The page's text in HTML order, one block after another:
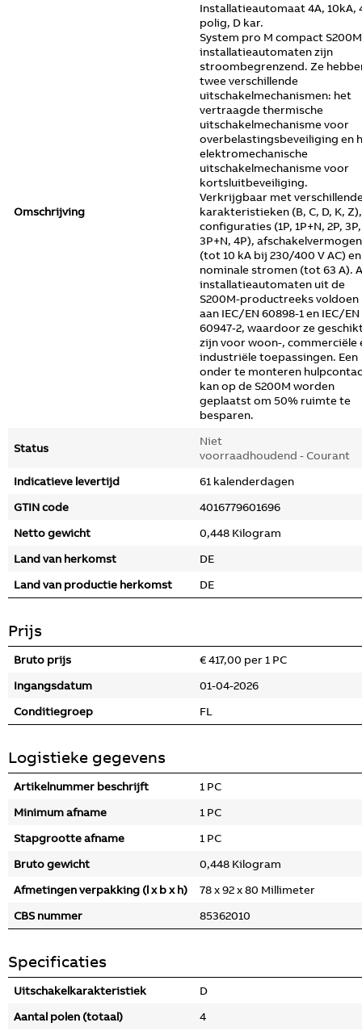
Omschrijving
Installatieautomaat 4A, 10kA,
polig, D kar.
System pro M compact S200M
installatieautomaten zijn
stroombegrenzend. Ze
twee verschillende
uitschakelmechanismen: het
vertraagde thermische
uitschakelmechanisme voor
overbelastingsbeveiliging en
elektromechanische
uitschakelmechanisme voor
kortsluitbeveiliging.
Verkrijgbaar met
karakteristieken (B, C, D, K, Z),
configuraties (1P, 1P+N, 2P, 3P,
3P+N, 4P),
(tot 10 kA bij 230/400 V AC) en
nominale stromen (tot 63 A).
installatieautomaten uit de
S200M-productreeks voldoen
aan IEC/EN 60898-1 en IEC/EN
60947-2, waardoor ze
zijn voor woon-, commerciële
industriële toepassingen. Een
onder te monteren
kan op de S200M worden
geplaatst om 50% ruimte te
besparen.
Status
Niet
voorraadhoudend - Courant
Indicatieve levertijd
61 kalenderdagen
GTIN code
4016779601696
Netto gewicht
0,448 Kilogram
Land van herkomst
DE
Land van productie herkomst
DE
Prijs
Bruto prijs
€ 417,00 per 1 PC
Ingangsdatum
01-04-2026
Conditiegroep
FL
Logistieke gegevens
Artikelnummer beschrijft
1 PC
Minimum afname
1 PC
Stapgrootte afname
1 PC
Bruto gewicht
0,448 Kilogram
Afmetingen verpakking (l x b x h)
78 x 92 x 80 Millimeter
CBS nummer
85362010
Specificaties
Uitschakelkarakteristiek
D
Aantal polen (totaal)
4